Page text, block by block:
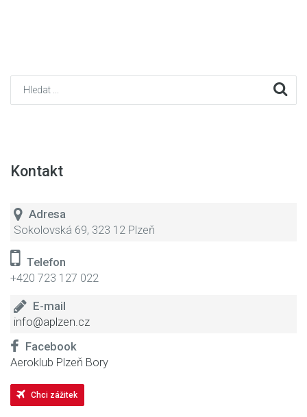
Kontakt
Adresa
Sokolovská 69, 323 12 Plzeň
Telefon
+420 723 127 022
E-mail
info@aplzen.cz
Facebook
Aeroklub Plzeň Bory
Chci zážitek